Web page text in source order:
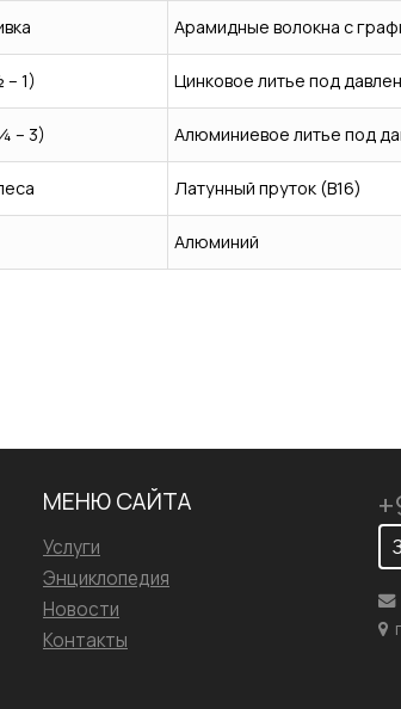
Арамидные волокна с
1) Цинковое литье под
– 3) Алюминиевое литье под
Латунный пруток (B16)
Алюминий
МЕНЮ САЙТА
Услуги
Энциклопедия
Новости
Контакты